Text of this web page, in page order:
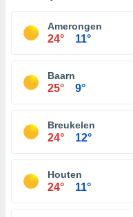
Amerongen
24° 11°
Baarn
25° 9°
Breukelen
24° 12°
Houten
24° 11°